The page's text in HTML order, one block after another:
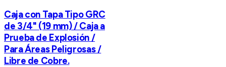
Caja con Tapa Tipo GRC
de 3/4" (19 mm) / Caja a
Prueba de Explosión /
Para Áreas Peligrosas /
Libre de Cobre.